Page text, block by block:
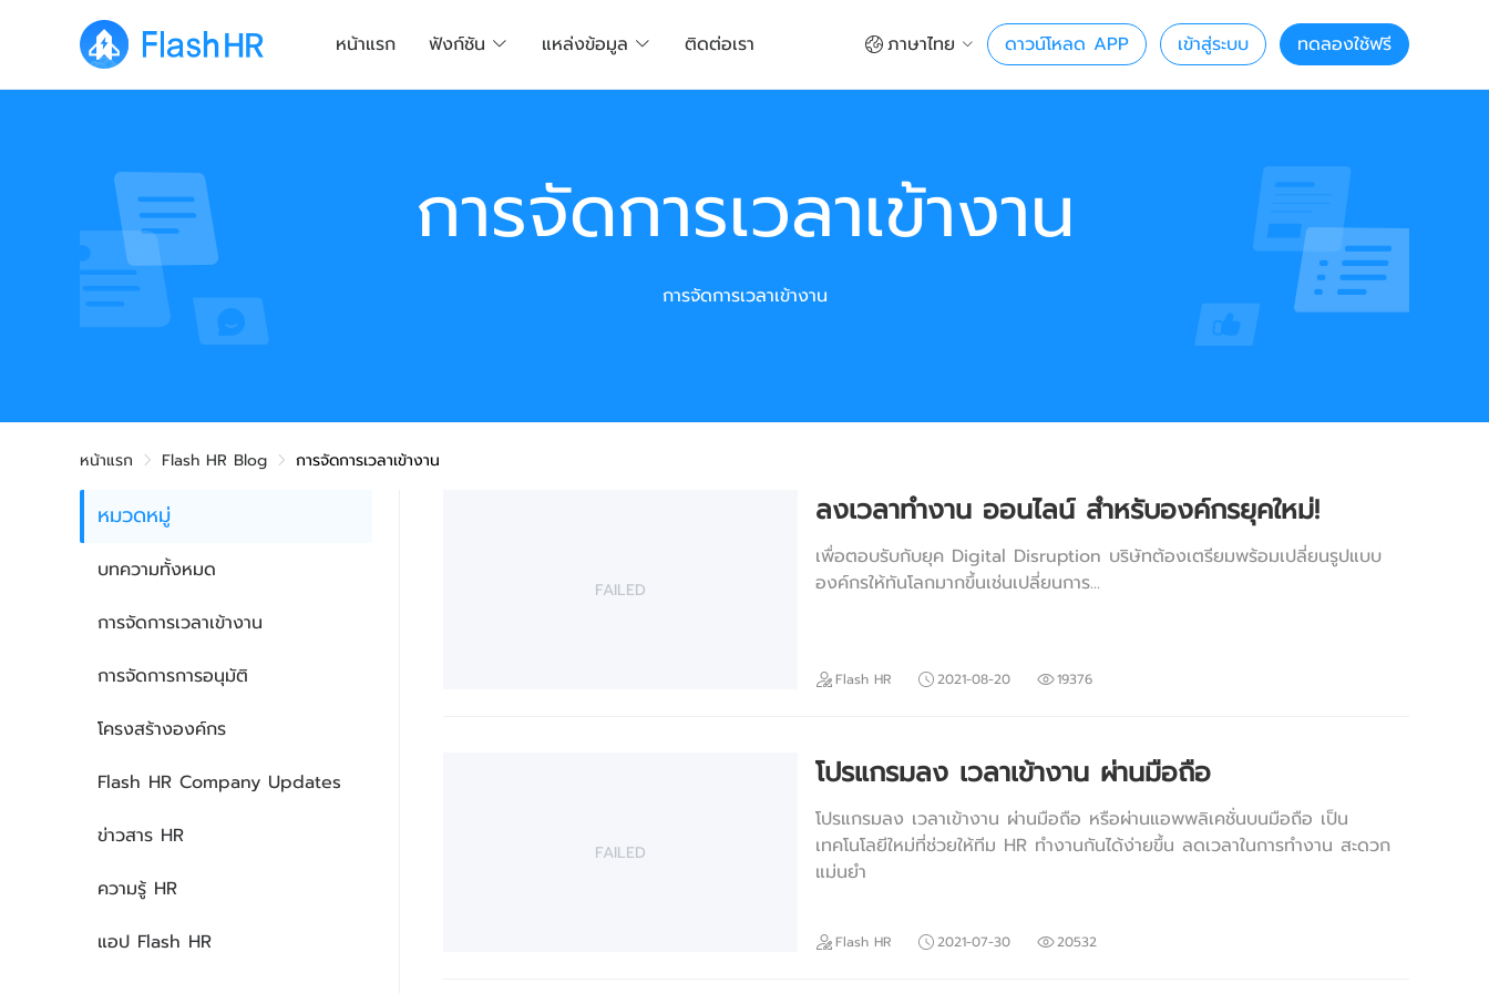
หน้าแรก ฟังก์ชัน แหล่งข้อมูล ติดต่อเรา ภาษาไทย ดาวน์โหลด APP เข้าสู่ระบบ ทดลองใช้ฟรี
การจัดการเวลาเข้างาน
การจัดการเวลาเข้างาน
หน้าแรก Flash HR Blog การจัดการเวลาเข้างาน
หมวดหมู่
บทความทั้งหมด
การจัดการเวลาเข้างาน
การจัดการการอนุมัติ
โครงสร้างองค์กร
Flash HR Company Updates
ข่าวสาร HR
ความรู้ HR
แอป Flash HR
FAILED
ลงเวลาทำงาน ออนไลน์ สำหรับองค์กรยุคใหม่!
เพื่อตอบรับกับยุค Digital Disruption บริษัทต้องเตรียมพร้อมเปลี่ยนรูปแบบ
องค์กรให้ทันโลกมากขึ้นเช่นเปลี่ยนการ...
Flash HR 2021-08-20 19376
FAILED
โปรแกรมลง เวลาเข้างาน ผ่านมือถือ
โปรแกรมลง เวลาเข้างาน ผ่านมือถือ หรือผ่านแอพพลิเคชั่นบนมือถือ เป็น
เทคโนโลยีใหม่ที่ช่วยให้ทีม HR ทำงานกันได้ง่ายขึ้น ลดเวลาในการทำงาน สะดวก
แม่นยำ
Flash HR 2021-07-30 20532